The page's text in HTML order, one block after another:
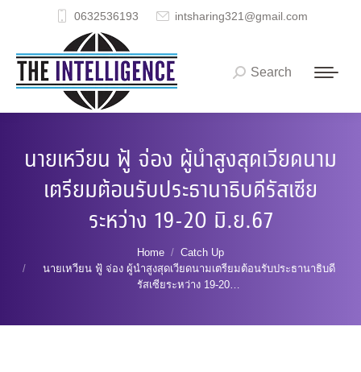
0632536193 intsharing321@gmail.com
Search:
Search
นายเหวียน ฟู้ จ่อง ผู้นำสูงสุดเวียดนาม
เตรียมต้อนรับประธานาธิบดีรัสเซีย
ระหว่าง 19-20 มิ.ย.67
Home
Catch Up
นายเหวียน ฟู้ จ่อง ผู้นำสูงสุดเวียดนามเตรียมต้อนรับประธานาธิบดี
รัสเซียระหว่าง 19-20…